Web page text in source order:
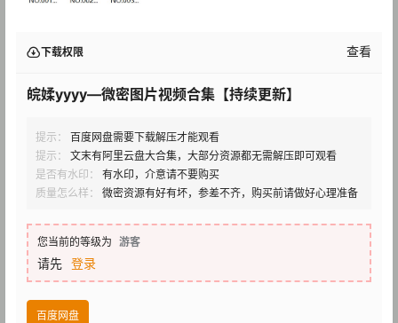
下载权限 查看
皖媃yyyy—微密图片视频合集【持续更新】
提示：
百度网盘需要下载解压才能观看
提示：
文末有阿里云盘大合集，大部分资源都无需解压即可观看
是否有水印：
有水印，介意请不要购买
质量怎么样：
微密资源有好有坏，参差不齐，购买前请做好心理准备
您当前的等级为 游客
请先 登录
百度网盘